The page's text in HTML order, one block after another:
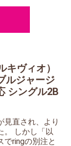
キヴィオ）
ルジャージ
シングル2B
見直され、より
。 しかし「以
でringの別注と